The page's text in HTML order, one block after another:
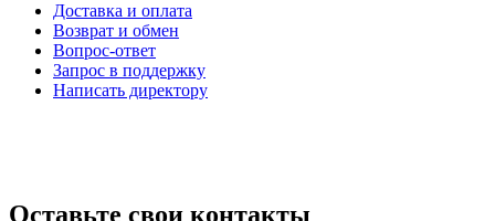
Доставка и оплата
Возврат и обмен
Вопрос-ответ
Запрос в поддержку
Написать директору
Оставьте свои контакты